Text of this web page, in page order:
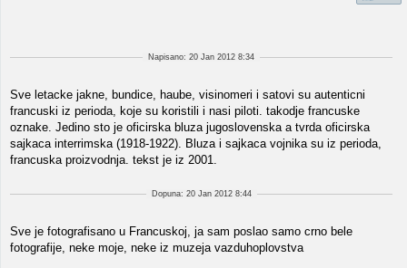
Napisano: 20 Jan 2012 8:34
Sve letacke jakne, bundice, haube, visinomeri i satovi su autenticni
francuski iz perioda, koje su koristili i nasi piloti. takodje francuske
oznake. Jedino sto je oficirska bluza jugoslovenska a tvrda oficirska
sajkaca interrimska (1918-1922). Bluza i sajkaca vojnika su iz perioda,
francuska proizvodnja. tekst je iz 2001.
Dopuna: 20 Jan 2012 8:44
Sve je fotografisano u Francuskoj, ja sam poslao samo crno bele
fotografije, neke moje, neke iz muzeja vazduhoplovstva